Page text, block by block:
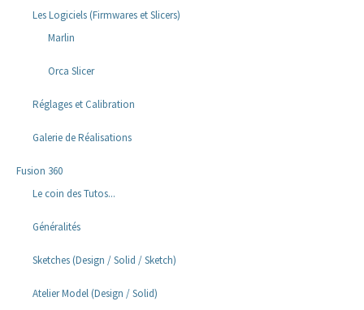
Les Logiciels (Firmwares et Slicers)
Marlin
Orca Slicer
Réglages et Calibration
Galerie de Réalisations
Fusion 360
Le coin des Tutos...
Généralités
Sketches (Design / Solid / Sketch)
Atelier Model (Design / Solid)